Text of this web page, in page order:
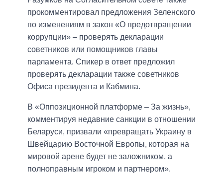
прокомментировал предложения Зеленского
по изменениям в закон «О предотвращении
коррупции» – проверять декларации
советников или помощников главы
парламента. Спикер в ответ предложил
проверять декларации также советников
Офиса президента и Кабмина.
В «Оппозиционной платформе – За жизнь»,
комментируя недавние санкции в отношении
Беларуси, призвали «превращать Украину в
Швейцарию Восточной Европы, которая на
мировой арене будет не заложником, а
полноправным игроком и партнером».